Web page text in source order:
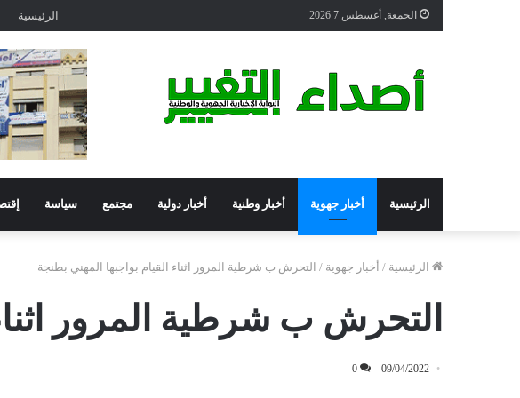
الجمعة, أغسطس 7 2026 الرئيسية
الرئيسية أخبار جهوية أخبار وطنية أخبار دولية مجتمع سياسة
الرئيسية / أخبار جهوية / التحرش ب شرطية المرور اثناء القيام بواجبها المهني بطنجة
التحرش ب شرطية المرور
09/04/2022
0